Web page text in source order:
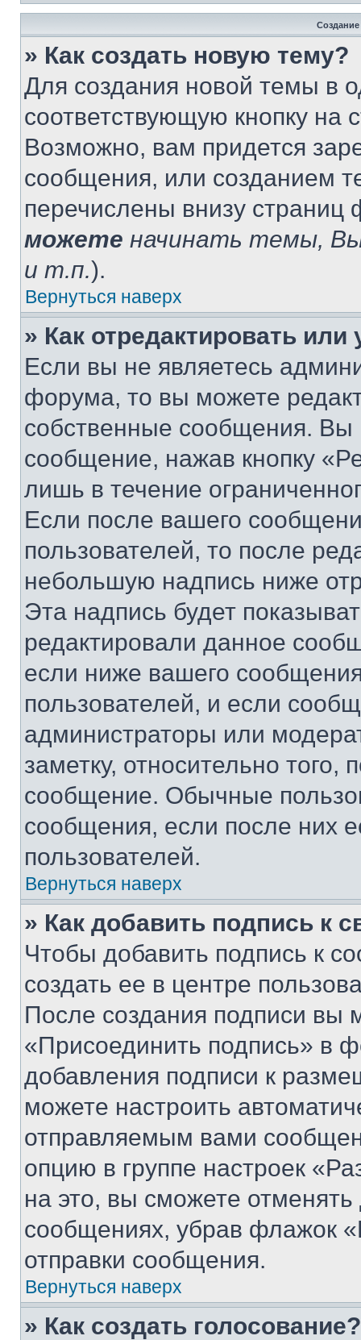
» Как создать новую тему?
Для создания новой темы в
соответствующую кнопку
Возможно, вам придется
сообщения, или созданием
перечислены внизу
можете начинать темы,
и т.п.).
Вернуться наверх
» Как отредактировать
Если вы не являетесь
форума, то вы можете
собственные сообщения. Вы
сообщение, нажав кнопку
лишь в течение
Если после вашего
пользователей, то после
небольшую надпись ниже
Эта надпись будет
редактировали данное
если ниже вашего
пользователей, и если
администраторы или
заметку, относительно
сообщение. Обычные
сообщения, если после них
пользователей.
Вернуться наверх
» Как добавить подпись к
Чтобы добавить подпись к
создать ее в центре
После создания подписи вы
«Присоединить подпись» в
добавления подписи к
можете настроить
отправляемым вами
опцию в группе настроек
на это, вы сможете
сообщениях, убрав флажок
отправки сообщения.
Вернуться наверх
» Как создать голосование?